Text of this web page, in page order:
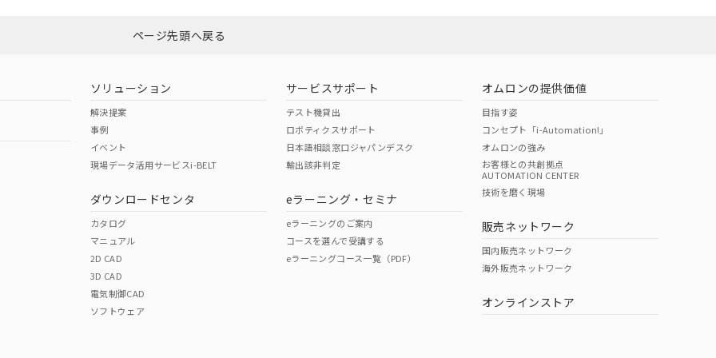
ダウンロードはこちら
O O
等で未対応品が混在する可能性があります。
合わせください。
ページ先頭へ戻る
ソリューション
解決提案
事例
イベント
現場データ活用サービスi-BELT
ダウンロードセンタ
カタログ
マニュアル
2D CAD
3D CAD
電気制御CAD
ソフトウェア
サービスサポート
テスト機貸出
ロボティクスサポート
日本語相談窓口ジャパンデスク
輸出該非判定
eラーニング・セミナ
eラーニングのご案内
コースを選んで受講する
eラーニングコース一覧（PDF）
オムロンの提供価値
目指す姿
コンセプト「i-Automation!」
オムロンの強み
お客様との共創拠点
AUTOMATION CENTER
技術を磨く現場
販売ネットワーク
国内販売ネットワーク
海外販売ネットワーク
オンラインストア